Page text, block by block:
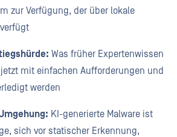
zur Verfügung, der über lokale
Was früher Expertenwissen
mit einfachen Aufforderungen und
werden
KI-generierte Malware ist
sich vor statischer Erkennung,